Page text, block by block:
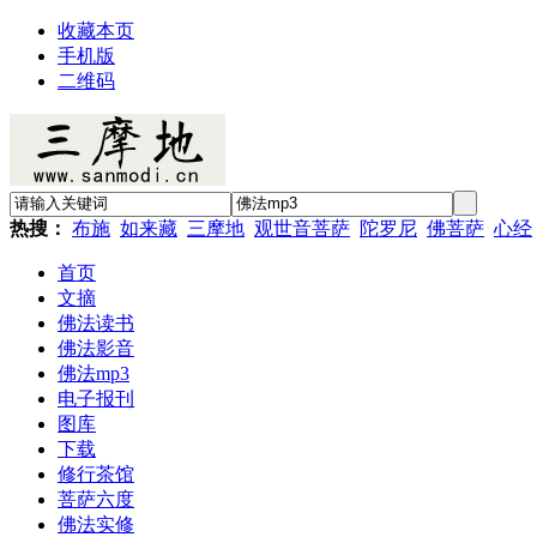
收藏本页
手机版
二维码
热搜： 布施 如来藏 三摩地 观世音菩萨 陀罗尼 佛菩萨 心经
首页
文摘
佛法读书
佛法影音
佛法mp3
电子报刊
图库
下载
修行茶馆
菩萨六度
佛法实修